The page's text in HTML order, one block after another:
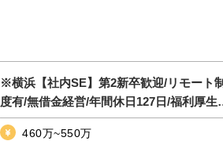
※横浜【社内SE】第2新卒歓迎/リモート制
度有/無借金経営/年間休日127日/福利厚生
実
460万~550万